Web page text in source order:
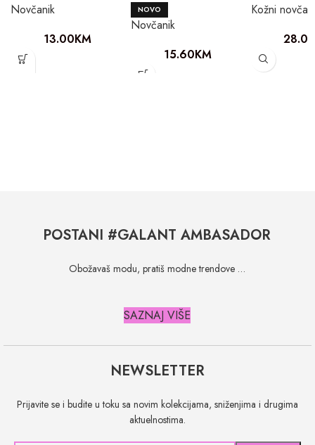
Novčanik
13.00KM
NOVO
Novčanik
15.60KM
Kožni
28.00
POSTANI #GALANT AMBASADOR
Obožavaš modu, pratiš modne trendove …
SAZNAJ VIŠE
NEWSLETTER
Prijavite se i budite u toku sa novim kolekcijama, sniženjima i drugima
aktuelnostima.